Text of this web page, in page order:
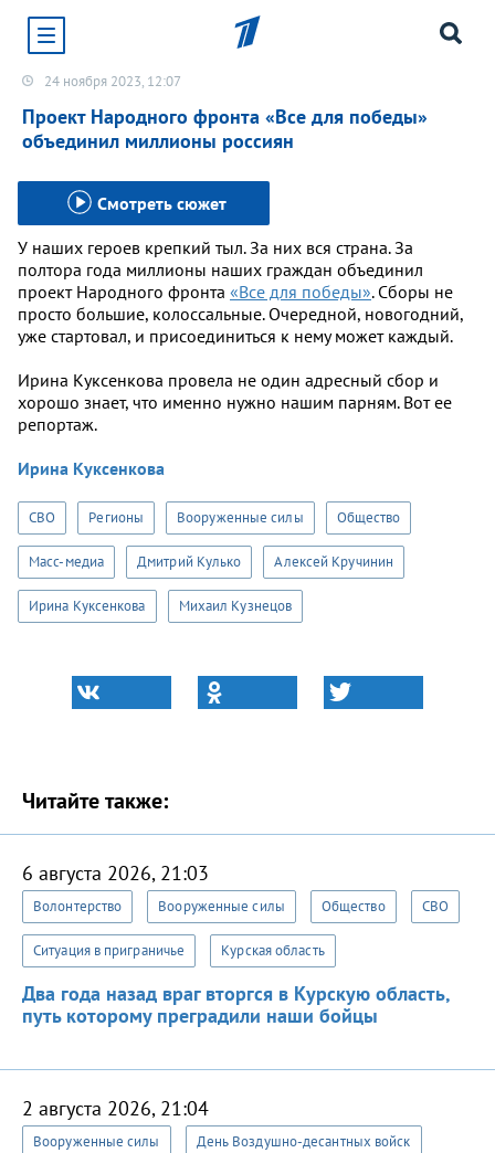
Хотите получать уведомления от сайта «Первого
канала»?
Да Не сейчас
24 ноября 2023, 12:07
Проект Народного фронта «Все для победы»
объединил миллионы россиян
Смотреть сюжет
У наших героев крепкий тыл. За них вся страна. За
полтора года миллионы наших граждан объединил
проект Народного фронта «Все для победы». Сборы не
просто большие, колоссальные. Очередной, новогодний,
уже стартовал, и присоединиться к нему может каждый.
Ирина Куксенкова провела не один адресный сбор и
хорошо знает, что именно нужно нашим парням. Вот ее
репортаж.
Ирина Куксенкова
СВО Регионы Вооруженные силы Общество
Масс-медиа Дмитрий Кулько Алексей Кручинин
Ирина Куксенкова Михаил Кузнецов
Читайте также:
6 августа 2026, 21:03
Волонтерство Вооруженные силы Общество СВО
Ситуация в приграничье Курская область
Два года назад враг вторгся в Курскую область,
путь которому преградили наши бойцы
2 августа 2026, 21:04
Вооруженные силы День Воздушно-десантных войск